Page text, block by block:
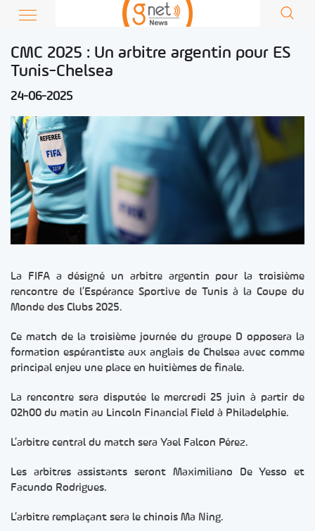
CMC 2025 : Un arbitre argentin pour ES
Tunis-Chelsea
24-06-2025
La FIFA a désigné un arbitre argentin pour la troisième
rencontre de l’Espérance Sportive de Tunis à la Coupe du
Monde des Clubs 2025.
Ce match de la troisième journée du groupe D opposera la
formation espérantiste aux anglais de Chelsea avec comme
principal enjeu une place en huitièmes de finale.
La rencontre sera disputée le mercredi 25 juin à partir de
02h00 du matin au Lincoln Financial Field à Philadelphie.
L’arbitre central du match sera Yael Falcon Pérez.
Les arbitres assistants seront Maximiliano De Yesso et
Facundo Rodrigues.
L’arbitre remplaçant sera le chinois Ma Ning.